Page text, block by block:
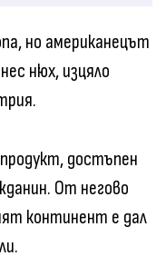
но американецът
нюх, изцяло
достъпен
От негово
континент е дал